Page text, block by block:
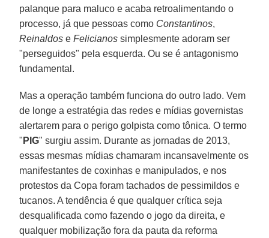
palanque para maluco e acaba retroalimentando o
processo, já que pessoas como Constantinos,
Reinaldos eFelicianos simplesmente adoram ser
"perseguidos" pela esquerda. Ou se é antagonismo
fundamental.
Mas a operação também funciona do outro lado. Vem
de longe a estratégia das redes e mídias governistas
alertarem para o perigo golpista como tônica. O termo
" PIG" surgiu assim. Durante as jornadas de 2013,
essas mesmas mídias chamaram incansavelmente os
manifestantes de coxinhas e manipulados, e nos
protestos da Copa foram tachados de pessimildos e
tucanos. A tendência é que qualquer crítica seja
desqualificada como fazendo o jogo da direita, e
qualquer mobilização fora da pauta da reforma